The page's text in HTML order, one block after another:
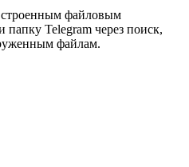
файловым
Telegram через поиск,
файлам.